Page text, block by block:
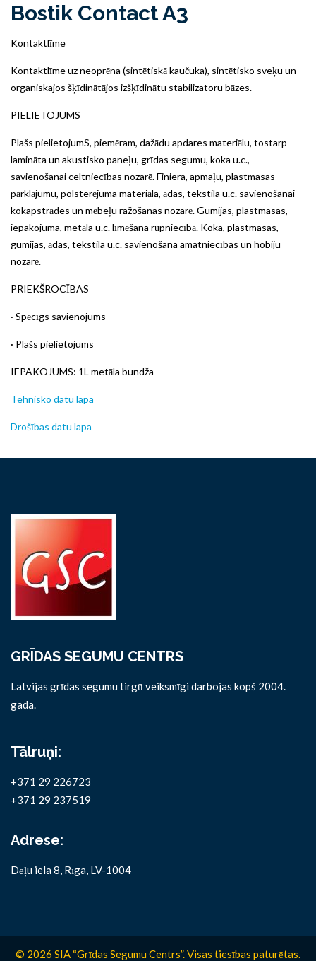
Bostik Contact A3
Kontaktlīme
Kontaktlīme uz neoprēna (sintētiskā kaučuka), sintētisko sveķu un
organiskajos šķīdinātājos izšķīdinātu stabilizatoru bāzes.
PIELIETOJUMS
Plašs pielietojumS, piemēram, dažādu apdares materiālu, tostarp
lamināta un akustisko paneļu, grīdas segumu, koka u.c.,
savienošanai celtniecības nozarē. Finiera, apmaļu, plastmasas
pārklājumu, polsterējuma materiāla, ādas, tekstila u.c. savienošanai
kokapstrādes un mēbeļu ražošanas nozarē. Gumijas, plastmasas,
iepakojuma, metāla u.c. līmēšana rūpniecībā. Koka, plastmasas,
gumijas, ādas, tekstila u.c. savienošana amatniecības un hobiju
nozarē.
PRIEKŠROCĪBAS
· Spēcīgs savienojums
· Plašs pielietojums
IEPAKOJUMS: 1L metāla bundža
Tehnisko datu lapa
Drošības datu lapa
GRĪDAS SEGUMU CENTRS
Latvijas grīdas segumu tirgū veiksmīgi darbojas kopš 2004.
gada.
Tālruņi:
+371 29 226723
+371 29 237519
Adrese:
Dēļu iela 8, Rīga, LV-1004
© 2026 SIA “Grīdas Segumu Centrs”. Visas tiesības paturētas.